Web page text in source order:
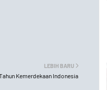
LEBIH BARU
Kemerdekaan Indonesia